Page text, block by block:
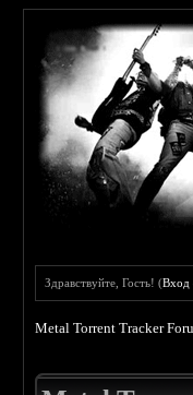
Здравствуйте, Гость! (Вход
Metal Torrent Tracker